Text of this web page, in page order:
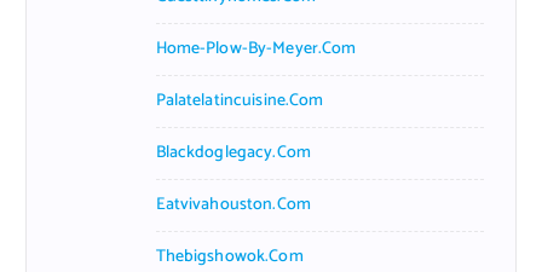
Home-Plow-By-Meyer.com
Palatelatincuisine.com
Blackdoglegacy.com
Eatvivahouston.com
Thebigshowok.com